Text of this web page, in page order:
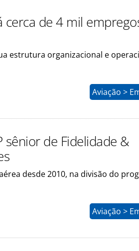
de 4 mil
estrutura organizacional e
Aviação >
sênior de Fidelidade &
desde 2010, na divisão do
Aviação >